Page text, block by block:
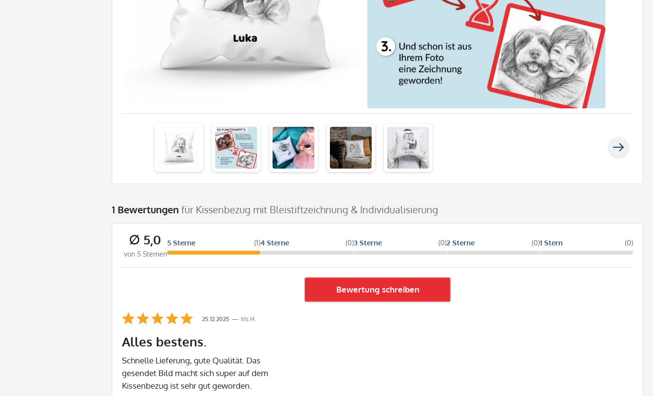
1 Bewertungen für Kissenbezug mit Bleistiftzeichnung & Individualisierung
∅ 5,0
von 5 Sternen
5 Sterne (1)4 Sterne (0)3 Sterne (0)2 Sterne (0)1 Stern (0)
Bewertung schreiben
Iris H.
25.12.2025
Alles bestens.
Schnelle Lieferung, gute Qualität. Das
gesendet Bild macht sich super auf dem
Kissenbezug ist sehr gut geworden.